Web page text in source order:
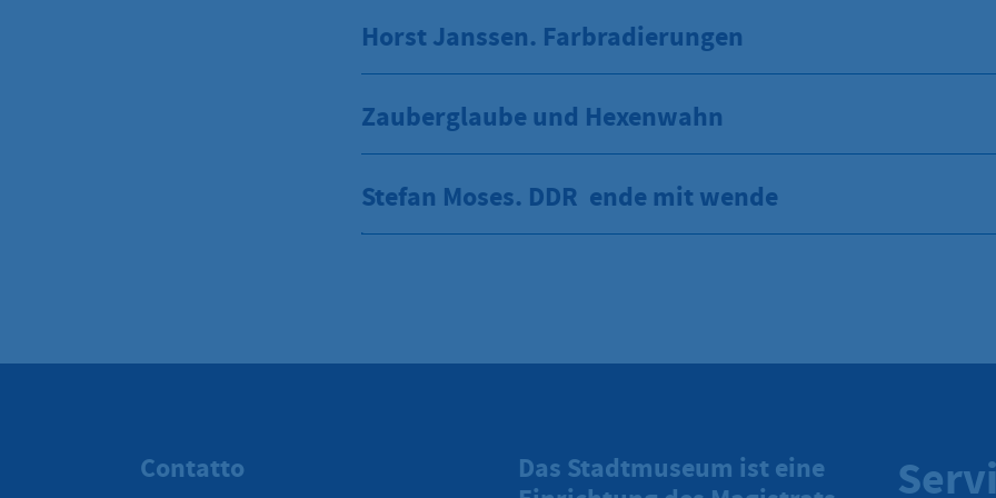
Horst Janssen. Farbradierungen
Zauberglaube und Hexenwahn
Stefan Moses. DDR  ende mit wende
Contatto
Das Stadtmuseum ist eine